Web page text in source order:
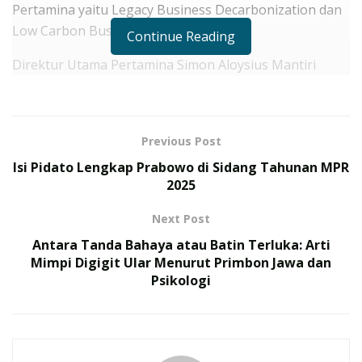
Pertamina yaitu Legacy Business Decarbonization dan
Low Carbon Business.
Direktur Utama Pertamina Simon Aloysius Mantiri
175 Prajurit TNI Rampungkan Misi Perdamaian PBB di
Kongo, Terima Satyalancana Santi Dharma
TNI Gelar Latihan Terintegrasi 2026, Ini Daftar
Operasi Gabungan yang Ditampilkan
Continue Reading
Previous Post
Isi Pidato Lengkap Prabowo di Sidang Tahunan MPR
2025
Next Post
Antara Tanda Bahaya atau Batin Terluka: Arti
Mimpi Digigit Ular Menurut Primbon Jawa dan
Psikologi